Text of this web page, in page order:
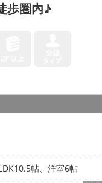
歩圏内♪
帖、洋室6帖